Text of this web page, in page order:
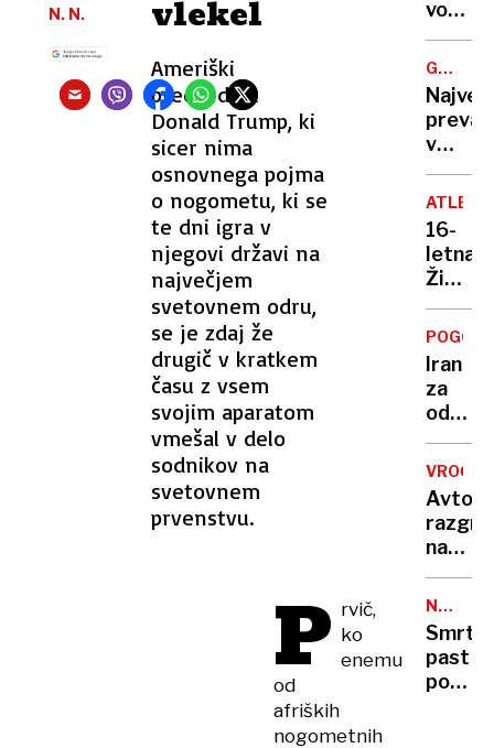
vlekel
Ameriški
predsednik
Donald Trump, ki
sicer nima
osnovnega pojma
o nogometu, ki se
te dni igra v
njegovi državi na
največjem
svetovnem odru,
se je zdaj že
drugič v kratkem
času z vsem
svojim aparatom
vmešal v delo
sodnikov na
svetovnem
prvenstvu.
N. N.
P rvič,
ko
enemu
od
afriških
nogometnih
do
dežja
ni na
vidiku
vodilno
vlogo
tudi
pri
zdravil:
»Leta
2030
bodo
moji
Kitajci,
GREGOR
v
ljudem
državo,
ki
sploh
ni
16-
letna
Živa
Remic
v
teku
na
800
Iran
za
ožine
vojne,
sankcij
…
Avto,
na
soncu?
S
tem
15-
trikom
NA
CESTAH
past
pod